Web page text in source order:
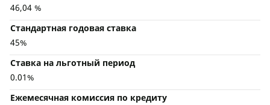
46,04 %
Стандартная годовая ставка
45%
Ставка на льготный период
0.01%
Ежемесячная комиссия по кредиту